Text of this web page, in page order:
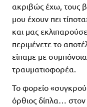
ακριβώς έχω, τους
μου έχουν πει
και μας
περιμένετε το
είπαμε με
τραυματιοφορέα.
Το φορείο
όρθιος δίπλα…